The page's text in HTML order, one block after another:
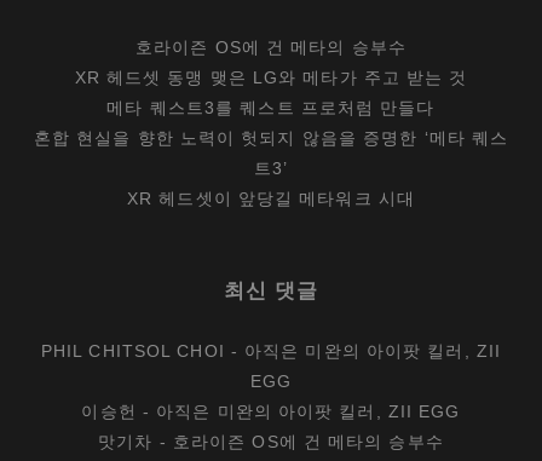
호라이즌 OS에 건 메타의 승부수
XR 헤드셋 동맹 맺은 LG와 메타가 주고 받는 것
메타 퀘스트3를 퀘스트 프로처럼 만들다
혼합 현실을 향한 노력이 헛되지 않음을 증명한 ‘메타 퀘스
트3’
XR 헤드셋이 앞당길 메타워크 시대
최신 댓글
PHIL CHITSOL CHOI - 아직은 미완의 아이팟 킬러, ZII
EGG
이승헌 - 아직은 미완의 아이팟 킬러, ZII EGG
맛기차 - 호라이즌 OS에 건 메타의 승부수